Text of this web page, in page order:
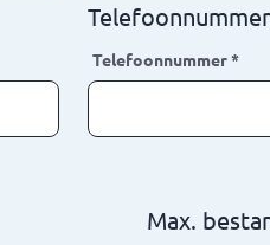
Telefoonnummer
Telefoonnummer*
Max.